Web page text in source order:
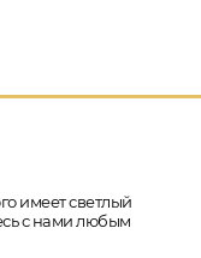
имеет светлый
с нами любым